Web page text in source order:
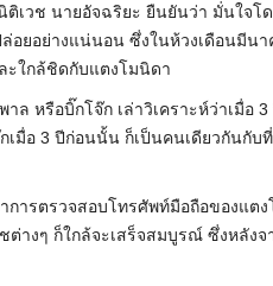
ติเวช นายอัจฉริยะ ยืนยันว่า มั่นใ
อยอย่างแน่นอน ซึ่งในห้วงเดือนมีนา
ะใกล้ชิดกับแตงโมนิดา
หรือบิ๊กโจ๊ก เล่าวิเคราะห์ว่าเมื่อ
เมื่อ 3 ปีก่อนนั้น ก็เป็นคนเดียวกันกั
ารตรวจสอบโทรศัพท์มือถือของแต
ต่างๆ ก็ใกล้จะเสร็จสมบูรณ์ ซึ่งหลัง